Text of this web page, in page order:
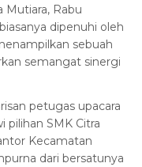
Mutiara, Rabu
dipenuhi oleh
sebuah
semangat sinergi
petugas upacara
pilihan SMK Citra
Kecamatan
dari bersatunya